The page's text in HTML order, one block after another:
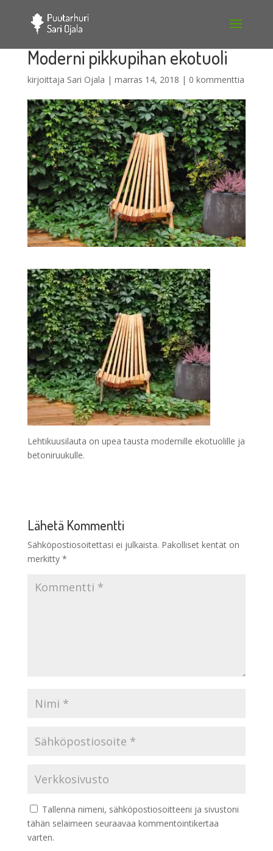
Moderni pikkupihan ekotuoli
kirjoittaja Sari Ojala | marras 14, 2018 | 0 kommenttia
Lehtikuusilauta on upea tausta modernille ekotuolille ja
betoniruukulle.
Lähetä Kommentti
Sähköpostiosoitettasi ei julkaista. Pakolliset kentät on
merkitty *
Tallenna nimeni, sähköpostiosoitteeni ja sivustoni
tähän selaimeen seuraavaa kommentointikertaa
varten.